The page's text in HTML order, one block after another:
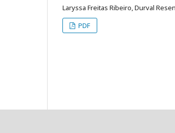
Laryssa Freitas Ribeiro, Durval
PDF